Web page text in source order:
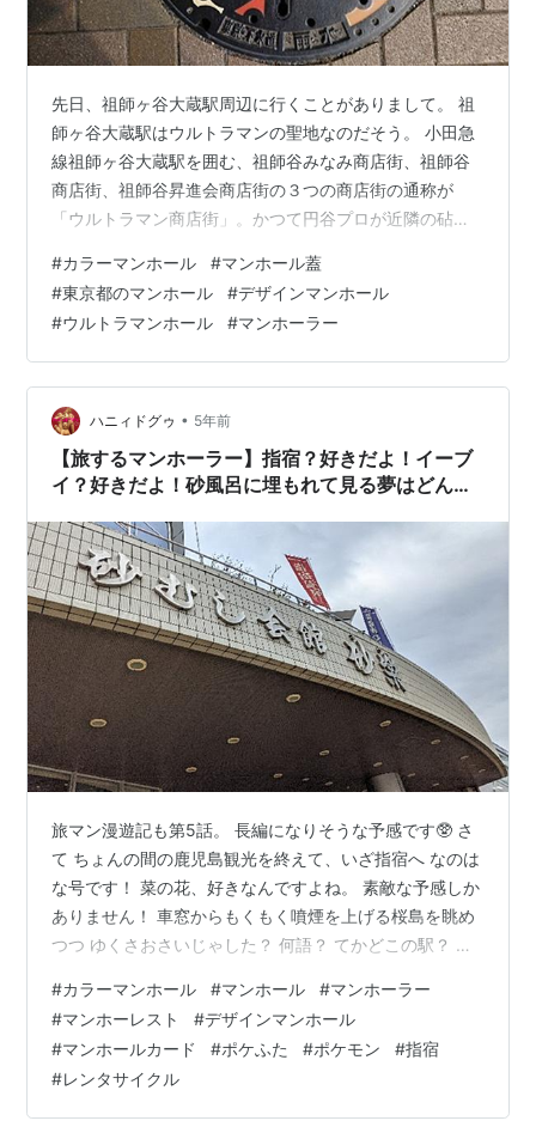
先日、祖師ヶ谷大蔵駅周辺に行くことがありまして。 祖
師ヶ谷大蔵駅はウルトラマンの聖地なのだそう。 小田急
線祖師ヶ谷大蔵駅を囲む、祖師谷みなみ商店街、祖師谷
商店街、祖師谷昇進会商店街の３つの商店街の通称が
「ウルトラマン商店街」。かつて円谷プロが近隣の砧に
だ。祖師ヶ谷大蔵駅を出て駅前の広場に出ると、まずウ
ルトラマンのシンボル像がお出迎え。商店街の３つのア
ーチには、空を飛ぶウルトラマン、ゾフィー、ウルトラ
マンジャックが設置されており、まさにウルトラマン一
色だ。商店街オリジナルのウルトラマングッズも多数販
売されている。 （引用元）アニメツーリズム「ウルト…
#カラーマンホール #マンホール蓋
#東京都のマンホール #デザインマンホール
#ウルトラマンホール #マンホーラー
ハニィドグゥ • 5年前
【旅するマンホーラー】指宿？好きだよ！イーブ
イ？好きだよ！砂風呂に埋もれて見る夢はどんな
旅マン漫遊記も第5話。 長編になりそうな予感です🥸 さ
て ちょんの間の鹿児島観光を終えて、いざ指宿へ なのは
な号です！ 菜の花、好きなんですよね。 素敵な予感しか
ありません！ 車窓からもくもく噴煙を上げる桜島を眺め
つつ ゆくさおさいじゃした？ 何語？ てかどこの駅？ ウ
間に ついたどー！ 指宿駅です！ さて 指宿にはポケモン
マンホール、通称ポケふたがごまんとあります。 これを
制覇したい！ ですが、 ご覧の通り、けっこう駅から離れ
てるんですよね なので、駅前でレンタサイクル借りるこ
とに… ガ～ン😱 無いよ！ チャリンコ無いよ！ 実は、指
#カラーマンホール #マンホール #マンホーラー
#マンホーレスト #デザインマンホール
#マンホールカード #ポケふた #ポケモン #指宿
#レンタサイクル